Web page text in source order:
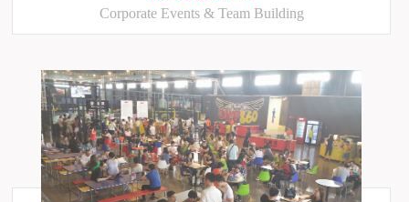
Corporate Events & Team Building